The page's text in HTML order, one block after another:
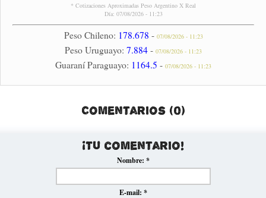
* Cotizaciones Aproximadas Peso Argentino X Real
Día: 07/08/2026 - 11:23
Peso Chileno: 178.678 - 07/08/2026 - 11:23
Peso Uruguayo: 7.884 - 07/08/2026 - 11:23
Guaraní Paraguayo: 1164.5 - 07/08/2026 - 11:23
Comentarios (0)
¡Tu comentario!
Nombre: *
E-mail: *